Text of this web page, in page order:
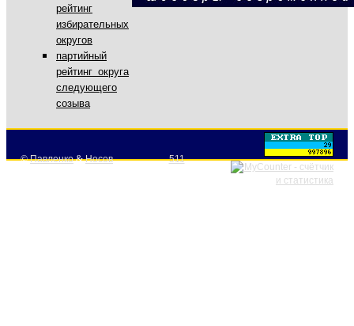
рейтинг
избирательных
округов
партийный
рейтинг округа
следующего
созыва
©Павленко&Носов 511